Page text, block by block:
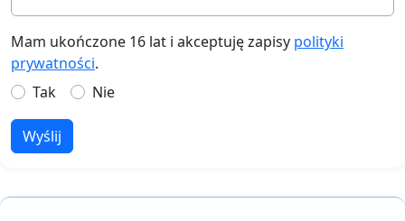
Mam ukończone 16 lat i akceptuję zapisy polityki
prywatności.
Tak
Nie
Wyślij